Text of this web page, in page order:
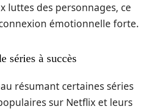
luttes des personnages, ce
émotionnelle forte.
séries à succès
résumant certaines séries
sur Netflix et leurs